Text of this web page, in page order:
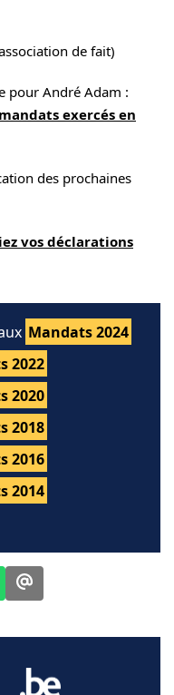
de fait)
pour André Adam :
exercés en
des prochaines
vos déclarations
Mandats 2024
2022
2020
2018
2016
2014